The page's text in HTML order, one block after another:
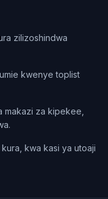
zilizoshindwa
kwenye toplist
makazi za kipekee,
kwa kasi ya utoaji